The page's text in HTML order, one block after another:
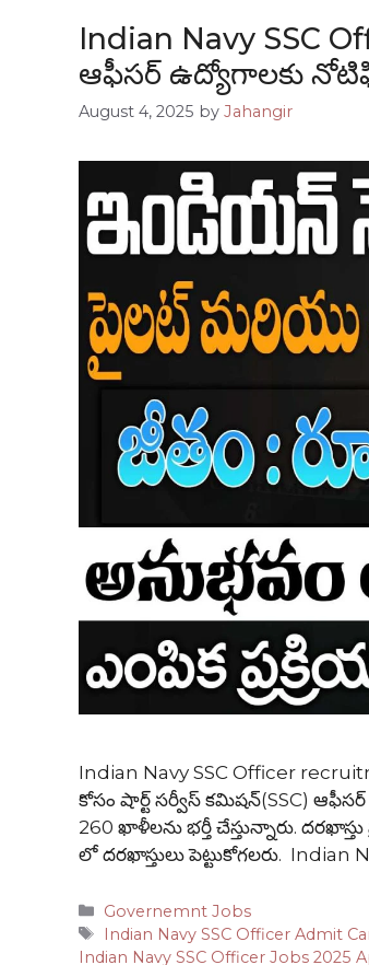
Indian Navy SSC
ఆఫీసర్ ఉద్యోగాలకు
August 4, 2025 by Jahangir
Indian Navy SSC Officer
కోసం షార్ట్ సర్వీస్ కమిషన్(SSC)
260 ఖాళీలను భర్తీ చేస్తున్నారు.
లో దరఖాస్తులు పెట్టుకోగలరు. Indian
Categories
Governemnt Jobs
Tags
Indian Navy SSC Officer Admit
Indian Navy SSC Officer Jobs 2025